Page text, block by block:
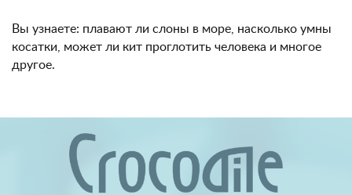
Вы узнаете: плавают ли слоны в море, насколько умны
косатки, может ли кит проглотить человека и многое
другое.